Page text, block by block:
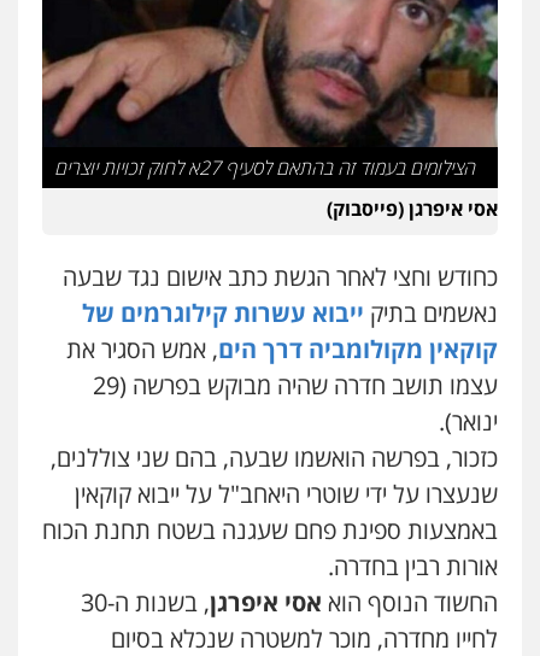
גיל דביר – משרד עורכי דין
פלילי פשיעה כלכלית צווארון לבן
0506217771
עו"ד אריה פטר
לשעבר סגן מנהל המחלקה הפלילית
בפרקליטות המדינה
0506217994
משרד עורכי דין פארס פלאח
פלילי צבאי צווארון לבן והונאה ביטוח לאומי
0549911449
חמורה מעצרים וחקירות
0507587013
עו"ד יאיר בן סימון
0505719060
הצילומים בעמוד זה בהתאם לסעיף 27א לחוק זכויות יוצרים
אסי איפרגן (פייסבוק)
כחודש וחצי לאחר הגשת כתב אישום נגד שבעה
נאשמים בתיק ייבוא עשרות קילוגרמים של
קוקאין מקולומביה דרך הים, אמש הסגיר את
עצמו תושב חדרה שהיה מבוקש בפרשה (29
ינואר).
כזכור, בפרשה הואשמו שבעה, בהם שני צוללנים,
שנעצרו על ידי שוטרי היאחב"ל על ייבוא קוקאין
באמצעות ספינת פחם שעגנה בשטח תחנת הכוח
אורות רבין בחדרה.
החשוד הנוסף הוא אסי איפרגן
, בשנות ה-30
לחייו מחדרה, מוכר למשטרה שנכלא בסיום
פלילי תעבורה עורכי דין לענייני אסירים
משפחה נוער
0505417090
עו"ד חמאדה מסרי
תעבורה
0526631970
עו"ד אייל אביטל
פלילי פשיעה חמורה מעצרים וחקירות
0544712201
0543986802
עו"ד בועז קניג
פלילי
0507003001